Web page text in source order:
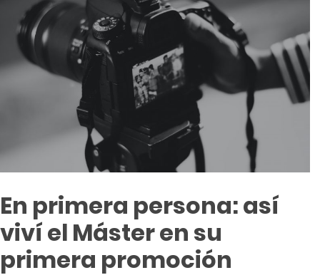
En primera persona: así
viví el Máster en su
primera promoción